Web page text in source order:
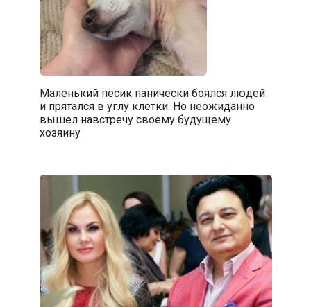
Маленький пёсик панически боялся людей
и прятался в углу клетки. Но неожиданно
вышел навстречу своему будущему
хозяину